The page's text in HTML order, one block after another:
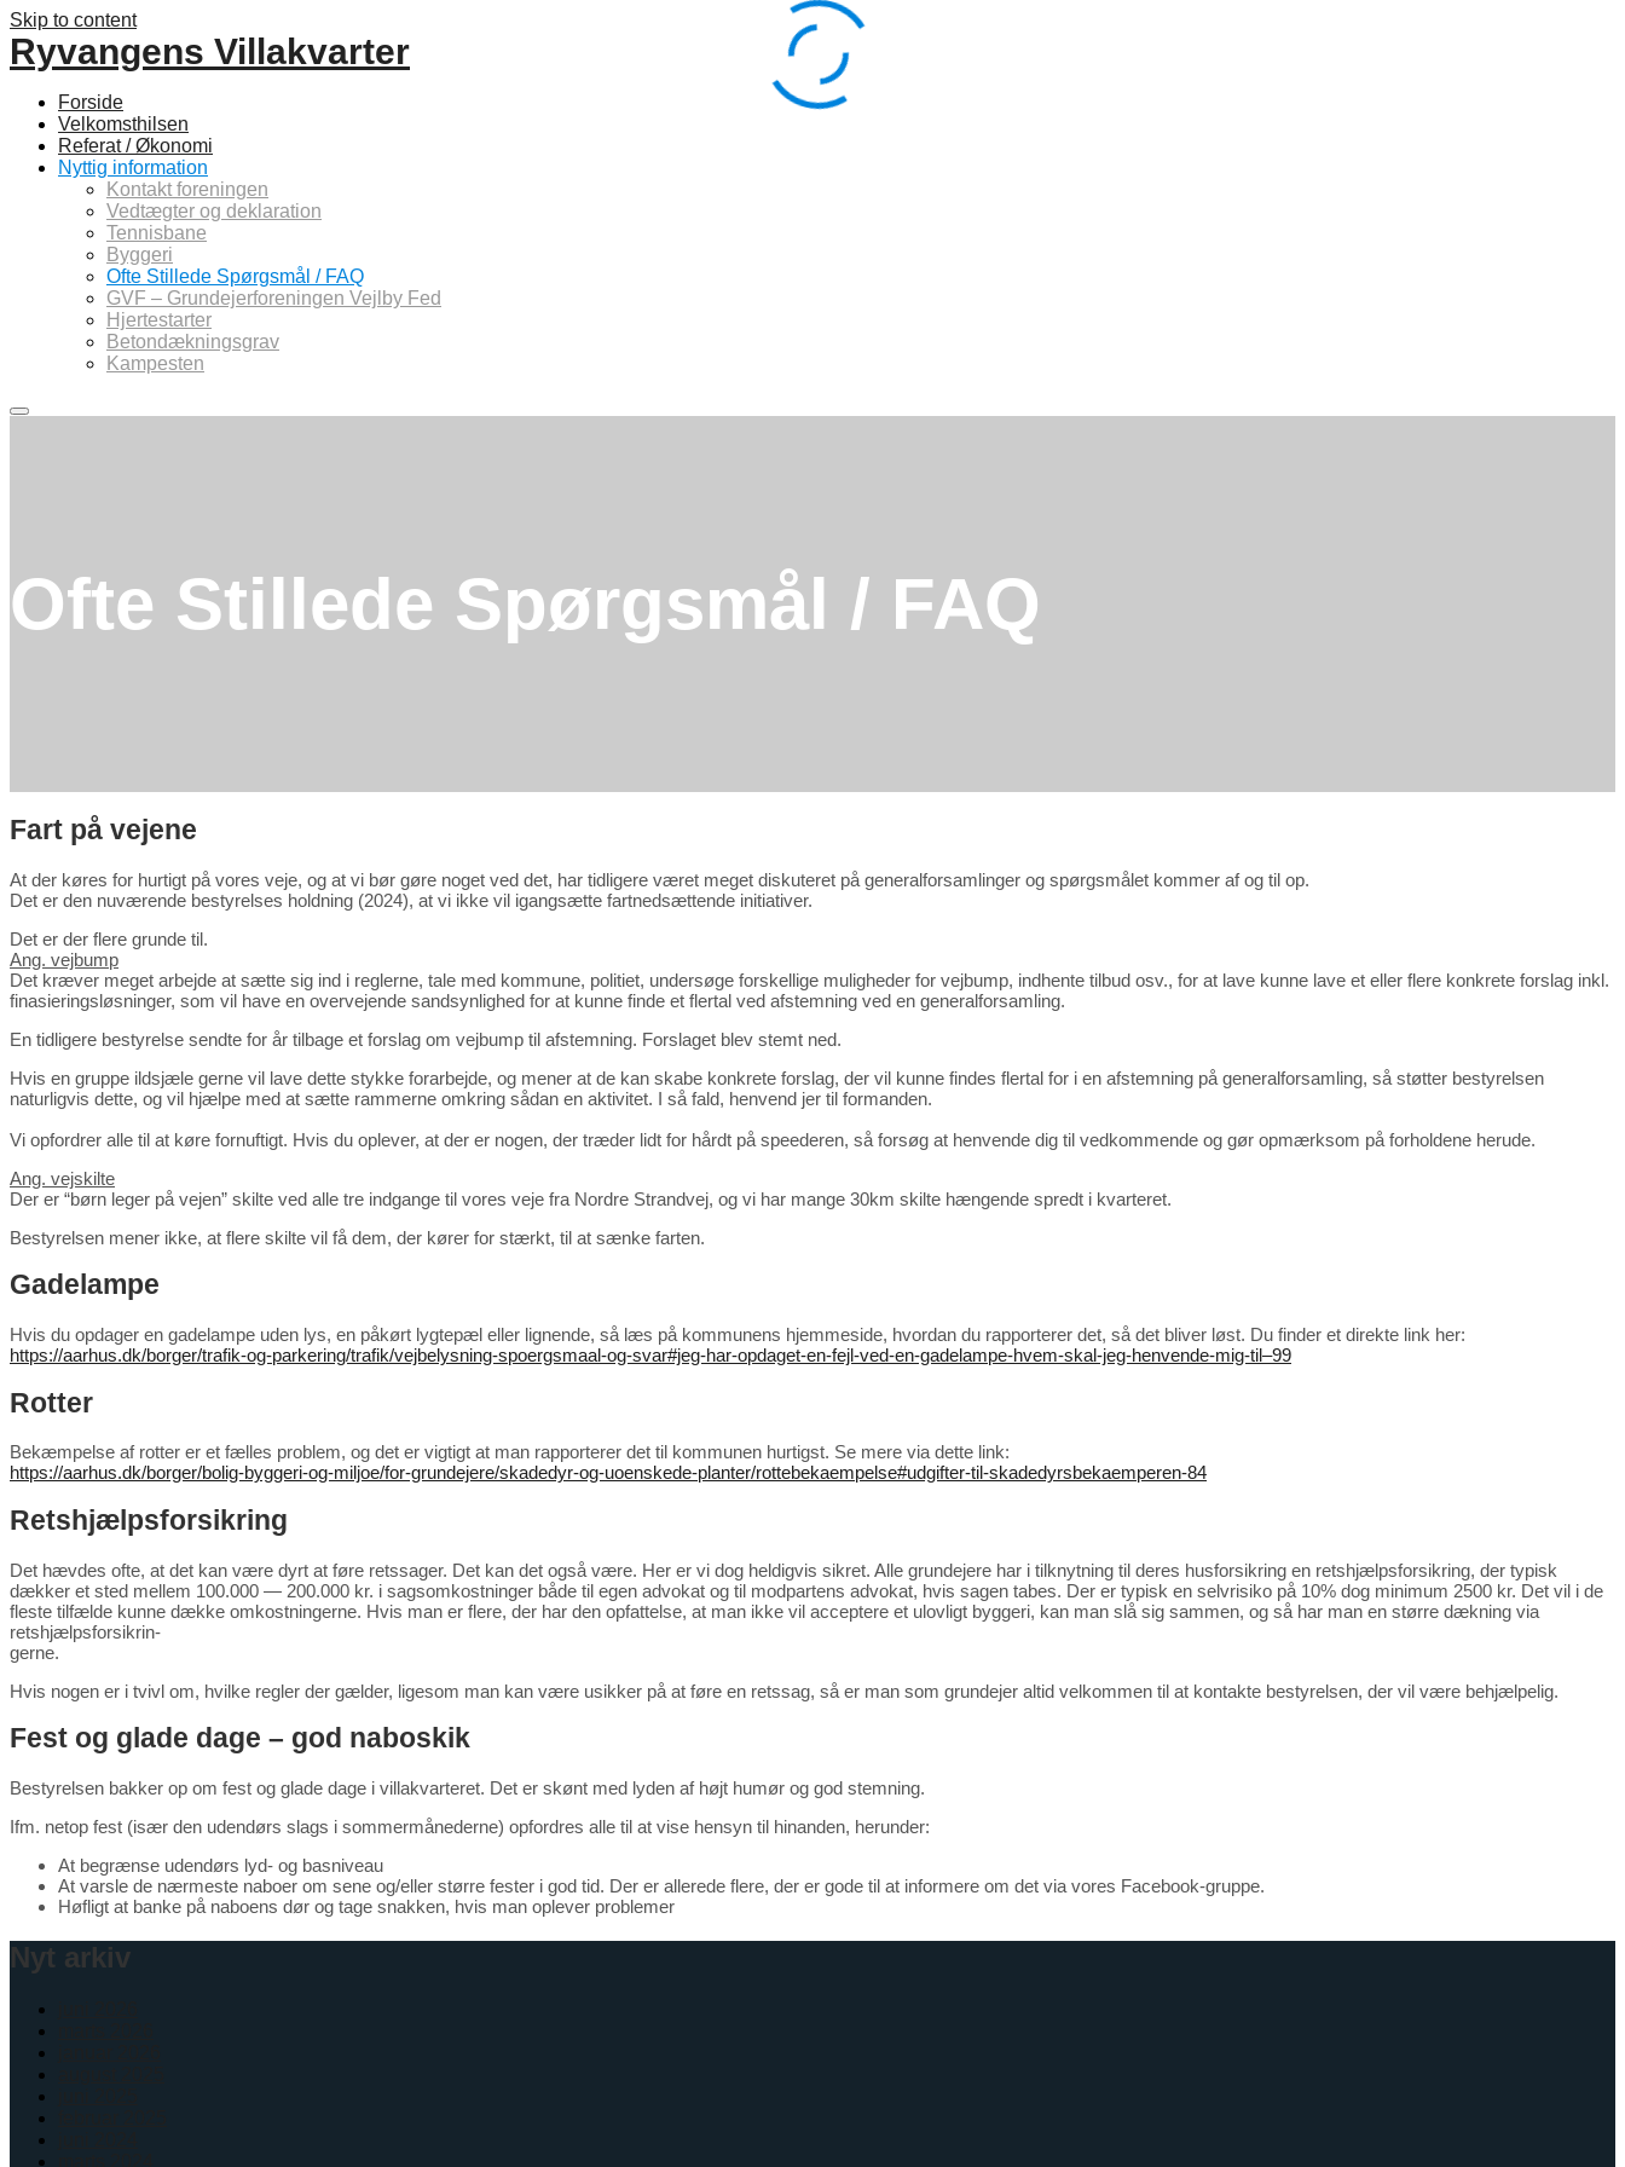
Skip to content
Ryvangens Villakvarter
Forside
Velkomsthilsen
Referat / Økonomi
Nyttig information
Kontakt foreningen
Vedtægter og deklaration
Tennisbane
Byggeri
Ofte Stillede Spørgsmål / FAQ
GVF – Grundejerforeningen Vejlby Fed
Hjertestarter
Betondækningsgrav
Kampesten
Main
Ofte Stillede Spørgsmål / FAQ
Fart på vejene
At der køres for hurtigt på vores veje, og at vi bør gøre noget ved det, har tidligere været meget diskuteret på generalforsamlinger og spørgsmålet kommer af og til op.
Det er den nuværende bestyrelses holdning (2024), at vi ikke vil igangsætte fartnedsættende initiativer.
Det er der flere grunde til.
Ang. vejbump
Det kræver meget arbejde at sætte sig ind i reglerne, tale med kommune, politiet, undersøge forskellige muligheder for vejbump, indhente tilbud osv., for at lave kunne lave et eller flere konkrete forslag inkl.
finasieringsløsninger, som vil have en overvejende sandsynlighed for at kunne finde et flertal ved afstemning ved en generalforsamling.
En tidligere bestyrelse sendte for år tilbage et forslag om vejbump til afstemning. Forslaget blev stemt ned.
Hvis en gruppe ildsjæle gerne vil lave dette stykke forarbejde, og mener at de kan skabe konkrete forslag, der vil kunne findes flertal for i en afstemning på generalforsamling, så støtter bestyrelsen
naturligvis dette, og vil hjælpe med at sætte rammerne omkring sådan en aktivitet. I så fald, henvend jer til formanden.
Vi opfordrer alle til at køre fornuftigt. Hvis du oplever, at der er nogen, der træder lidt for hårdt på speederen, så forsøg at henvende dig til vedkommende og gør opmærksom på forholdene herude.
Ang. vejskilte
Der er “børn leger på vejen” skilte ved alle tre indgange til vores veje fra Nordre Strandvej, og vi har mange 30km skilte hængende spredt i kvarteret.
Bestyrelsen mener ikke, at flere skilte vil få dem, der kører for stærkt, til at sænke farten.
Gadelampe
Hvis du opdager en gadelampe uden lys, en påkørt lygtepæl eller lignende, så læs på kommunens hjemmeside, hvordan du rapporterer det, så det bliver løst. Du finder et direkte link her:
https://aarhus.dk/borger/trafik-og-parkering/trafik/vejbelysning-spoergsmaal-og-svar#jeg-har-opdaget-en-fejl-ved-en-gadelampe-hvem-skal-jeg-henvende-mig-til–99
Rotter
Bekæmpelse af rotter er et fælles problem, og det er vigtigt at man rapporterer det til kommunen hurtigst. Se mere via dette link:
https://aarhus.dk/borger/bolig-byggeri-og-miljoe/for-grundejere/skadedyr-og-uoenskede-planter/rottebekaempelse#udgifter-til-skadedyrsbekaemperen-84
Retshjælpsforsikring
Det hævdes ofte, at det kan være dyrt at føre retssager. Det kan det også være. Her er vi dog heldigvis sikret. Alle grundejere har i tilknytning til deres husforsikring en retshjælpsforsikring, der typisk
dækker et sted mellem 100.000 — 200.000 kr. i sagsomkostninger både til egen advokat og til modpartens advokat, hvis sagen tabes. Der er typisk en selvrisiko på 10% dog minimum 2500 kr. Det vil i de
fleste tilfælde kunne dække omkostningerne. Hvis man er flere, der har den opfattelse, at man ikke vil acceptere et ulovligt byggeri, kan man slå sig sammen, og så har man en større dækning via
retshjælpsforsikrin-
gerne.
Hvis nogen er i tvivl om, hvilke regler der gælder, ligesom man kan være usikker på at føre en retssag, så er man som grundejer altid velkommen til at kontakte bestyrelsen, der vil være behjælpelig.
Fest og glade dage – god naboskik
Bestyrelsen bakker op om fest og glade dage i villakvarteret. Det er skønt med lyden af højt humør og god stemning.
Ifm. netop fest (især den udendørs slags i sommermånederne) opfordres alle til at vise hensyn til hinanden, herunder:
At begrænse udendørs lyd- og basniveau
At varsle de nærmeste naboer om sene og/eller større fester i god tid. Der er allerede flere, der er gode til at informere om det via vores Facebook-gruppe.
Høfligt at banke på naboens dør og tage snakken, hvis man oplever problemer
Nyt arkiv